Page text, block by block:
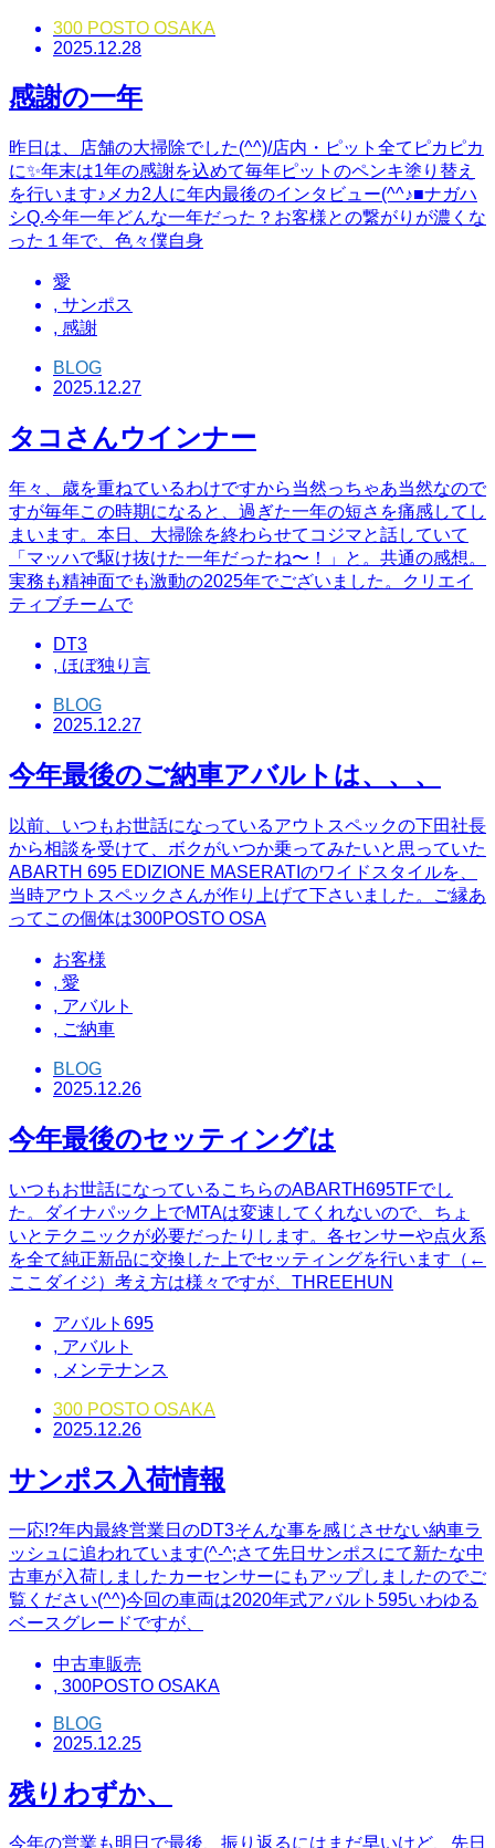
300 POSTO OSAKA
2025.12.28
感謝の一年
昨日は、店舗の大掃除でした(^^)/店内・ピット全てピカピカ
に✨年末は1年の感謝を込めて毎年ピットのペンキ塗り替え
を行います♪メカ2人に年内最後のインタビュー(^^♪■ナガハ
シQ.今年一年どんな一年だった？お客様との繋がりが濃くな
った１年で、色々僕自身
愛
, サンポス
, 感謝
BLOG
2025.12.27
タコさんウインナー
年々、歳を重ねているわけですから当然っちゃあ当然なので
すが毎年この時期になると、過ぎた一年の短さを痛感してし
まいます。本日、大掃除を終わらせてコジマと話していて
「マッハで駆け抜けた一年だったね〜！」と。共通の感想。
実務も精神面でも激動の2025年でございました。クリエイ
ティブチームで
DT3
, ほぼ独り言
BLOG
2025.12.27
今年最後のご納車アバルトは、、、
以前、いつもお世話になっているアウトスペックの下田社長
から相談を受けて、ボクがいつか乗ってみたいと思っていた
ABARTH 695 EDIZIONE MASERATIのワイドスタイルを、
当時アウトスペックさんが作り上げて下さいました。ご縁あ
ってこの個体は300POSTO OSA
お客様
, 愛
, アバルト
, ご納車
BLOG
2025.12.26
今年最後のセッティングは
いつもお世話になっているこちらのABARTH695TFでし
た。ダイナパック上でMTAは変速してくれないので、ちょ
いとテクニックが必要だったりします。各センサーや点火系
を全て純正新品に交換した上でセッティングを行います（←
ここダイジ）考え方は様々ですが、THREEHUN
アバルト695
, アバルト
, メンテナンス
300 POSTO OSAKA
2025.12.26
サンポス入荷情報
一応!?年内最終営業日のDT3そんな事を感じさせない納車ラ
ッシュに追われています(^-^;さて先日サンポスにて新たな中
古車が入荷しましたカーセンサーにもアップしましたのでご
覧ください(^^)今回の車両は2020年式アバルト595いわゆる
ベースグレードですが、
中古車販売
, 300POSTO OSAKA
BLOG
2025.12.25
残りわずか、
今年の営業も明日で最後、振り返るにはまだ早いけど、先日